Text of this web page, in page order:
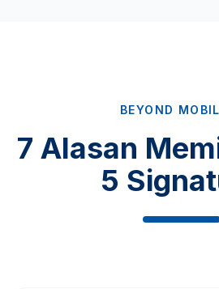
BEYOND
7 Alasan
5